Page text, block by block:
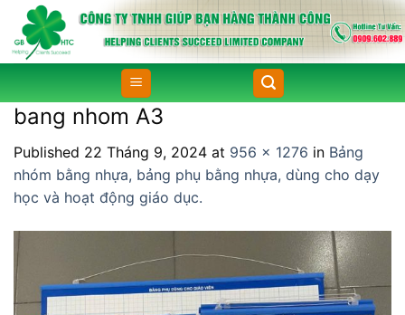
Skip
content
bang nhom A3
Published 22 Tháng 9, 2024 at 956 × 1276 in Bảng
nhóm bằng nhựa, bảng phụ bằng nhựa, dùng cho dạy
học và hoạt động giáo dục.